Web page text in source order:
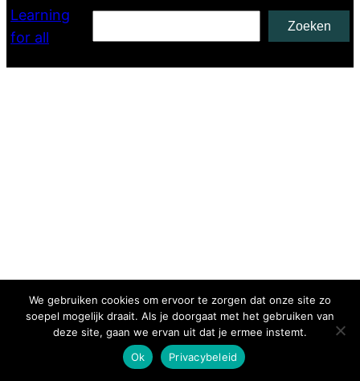
Learning
for all
Zoeken
Zoeken
We gebruiken cookies om ervoor te zorgen dat onze site zo
soepel mogelijk draait. Als je doorgaat met het gebruiken van
deze site, gaan we ervan uit dat je ermee instemt.
Ok
Privacybeleid